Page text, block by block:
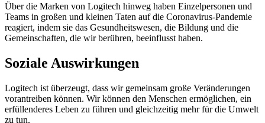
Über die Marken von Logitech hinweg haben Einzelpersonen und
Teams in großen und kleinen Taten auf die Coronavirus-Pandemie
reagiert, indem sie das Gesundheitswesen, die Bildung und die
Gemeinschaften, die wir berühren, beeinflusst haben.
Soziale Auswirkungen
Logitech ist überzeugt, dass wir gemeinsam große Veränderungen
vorantreiben können. Wir können den Menschen ermöglichen, ein
erfüllenderes Leben zu führen und gleichzeitig mehr für die Umwelt
zu tun.